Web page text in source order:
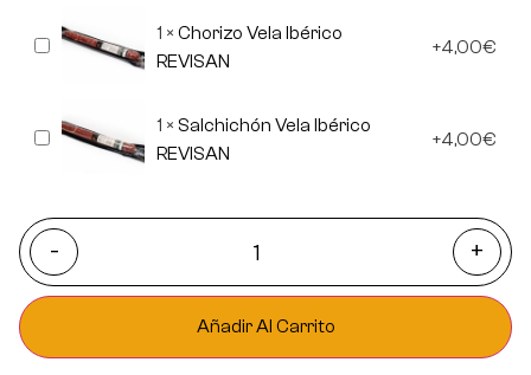
500
grs
Chorizo
1 × Chorizo Vela Ibérico
REVISAN
4,00€
Salchichón
1 × Salchichón Vela Ibérico
REVISAN
4,00€
- +
Añadir Al Carrito